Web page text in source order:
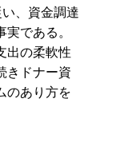
、資金調達
である。
出の柔軟性
きドナー資
のあり方を